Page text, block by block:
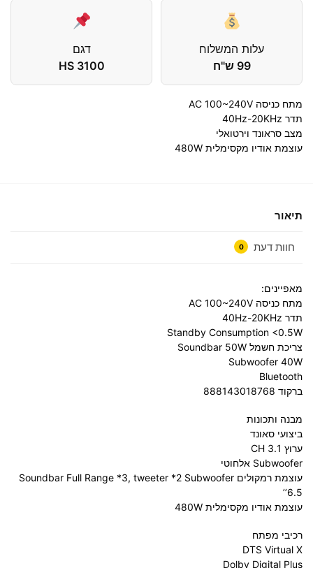
עלות המשלוח
99 ש"ח
דגם
HS 3100
מתח כניסה AC 100~240V
תדר 40Hz-20KHz
מצב סראונד וירטואלי
עוצמת אודיו מקסימלית 480W
תיאור
חוות דעת 0
מאפיינים:
מתח כניסה AC 100~240V
תדר 40Hz-20KHz
Standby Consumption <0.5W
צריכת חשמל Soundbar 50W
Subwoofer 40W
Bluetooth
ברקוד 888143018768
מבנה ותכונות
ביצועי סאונד
ערוץ 3.1 CH
Subwoofer אלחוטי
עוצמת רמקולים Soundbar Full Range *3, tweeter *2 Subwoofer
6.5’’
עוצמת אודיו מקסימלית 480W
רכיבי מפתח
DTS Virtual X
Dolby Digital Plus